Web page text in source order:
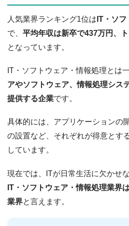
人気業界ランキング1位は IT・ソ
で、 平均年収は新卒で437万円、
となっています。
IT・ソフトウェア・情報処理とは
アやソフトウェア、情報処理シス
提供する企業です。
具体的には、アプリケーションの
の設置など、それぞれが得意とす
しています。
現在では、ITが日常生活に欠かせ
IT・ソフトウェア・情報処理業界
業界と言えます。